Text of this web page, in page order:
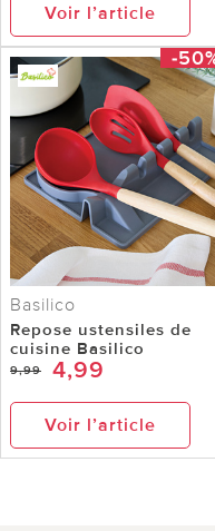
Voir l’article
-
Basilico
Repose ustensiles de
cuisine Basilico
9,99 4,99
Voir l’article